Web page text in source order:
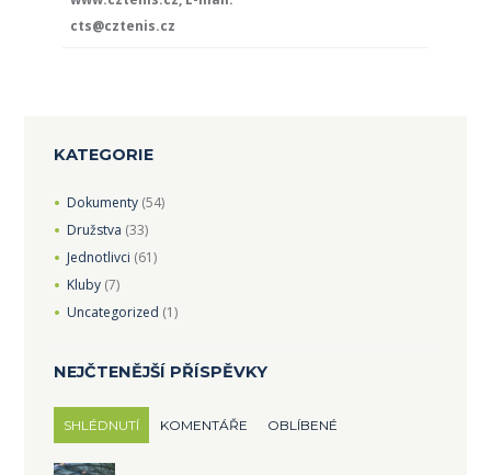
cts@cztenis.cz
KATEGORIE
Dokumenty(54)
Družstva (33)
Jednotlivci (61)
Kluby(7)
Uncategorized (1)
NEJČTENĚJŠÍ PŘÍSPĚVKY
SHLÉDNUTÍ KOMENTÁŘE OBLÍBENÉ